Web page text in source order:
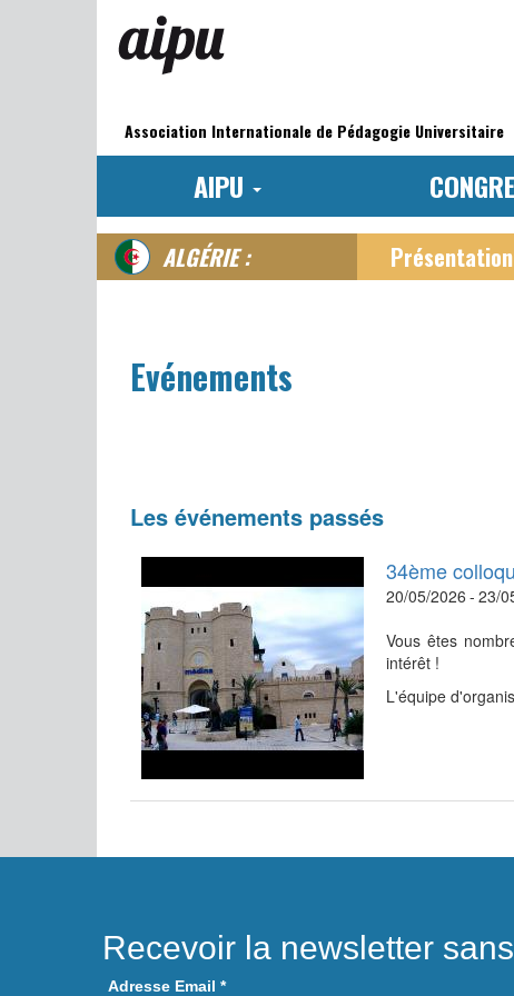
Association Internationale de Pédagogie Universitaire
principale
AIPU
ALGÉRIE : Présentation
Evénements
Les événements passés
34ème
20/05/2026 - 23/
Vous êtes
intérêt !
L'équipe
Recevoir la newsletter
Adresse Email *